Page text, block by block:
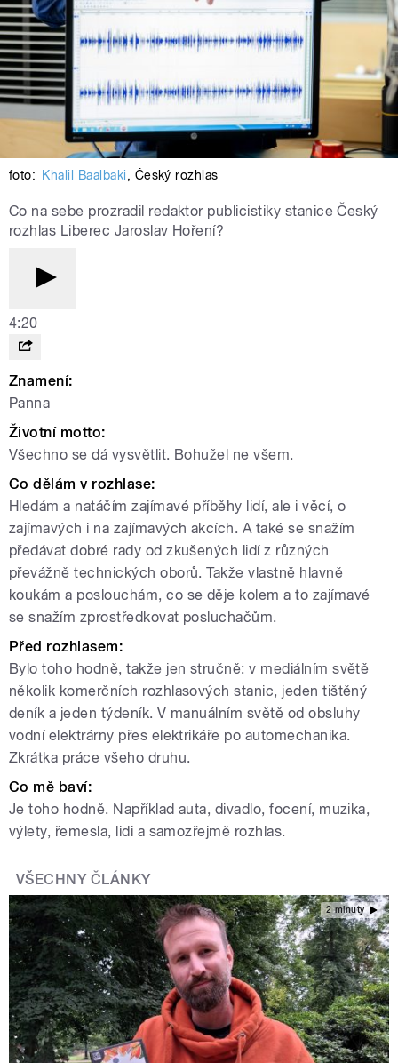
foto: Khalil Baalbaki, Český rozhlas
Co na sebe prozradil redaktor publicistiky stanice Český
rozhlas Liberec Jaroslav Hoření?
4:20
Znamení:
Panna
Životní motto:
Všechno se dá vysvětlit. Bohužel ne všem.
Co dělám v rozhlase:
Hledám a natáčím zajímavé příběhy lidí, ale i věcí, o
zajímavých i na zajímavých akcích. A také se snažím
předávat dobré rady od zkušených lidí z různých
převážně technických oborů. Takže vlastně hlavně
koukám a poslouchám, co se děje kolem a to zajímavé
se snažím zprostředkovat posluchačům.
Před rozhlasem:
Bylo toho hodně, takže jen stručně: v mediálním světě
několik komerčních rozhlasových stanic, jeden tištěný
deník a jeden týdeník. V manuálním světě od obsluhy
vodní elektrárny přes elektrikáře po automechanika.
Zkrátka práce všeho druhu.
Co mě baví:
Je toho hodně. Například auta, divadlo, focení, muzika,
výlety, řemesla, lidi a samozřejmě rozhlas.
VŠECHNY ČLÁNKY
2 minuty